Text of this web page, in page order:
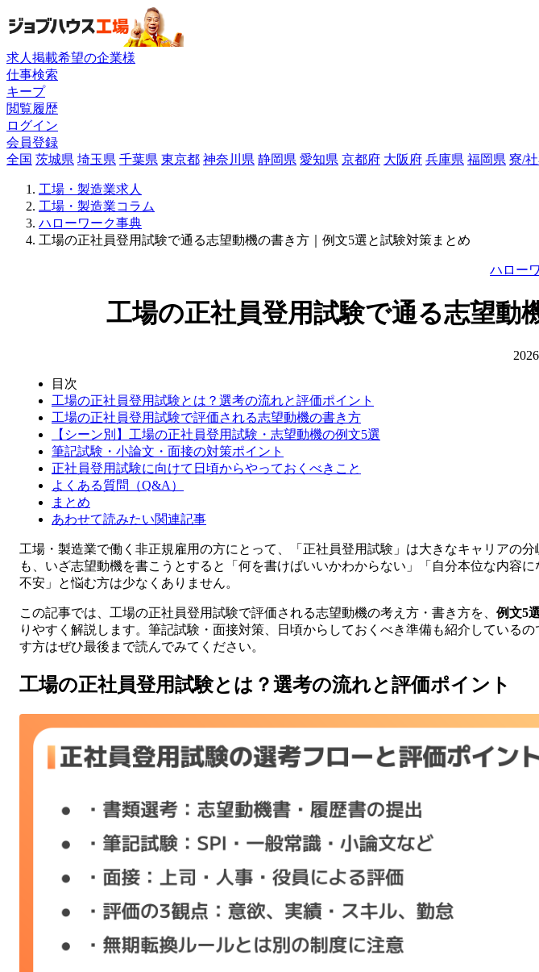
求人掲載希望の企業様
仕事検索
キープ
閲覧履歴
ログイン
会員登録
全国 茨城県 埼玉県 千葉県 東京都 神奈川県 静岡県 愛知県 京都府 大阪府 兵庫県 福岡県 寮/
工場・製造業求人
工場・製造業コラム
ハローワーク事典
工場の正社員登用試験で通る志望動機の書き方｜例文5選と試験対策まとめ
ハロー
工場の正社員登用試験で通る志望動
目次
工場の正社員登用試験とは？選考の流れと評価ポイント
工場の正社員登用試験で評価される志望動機の書き方
【シーン別】工場の正社員登用試験・志望動機の例文5選
筆記試験・小論文・面接の対策ポイント
正社員登用試験に向けて日頃からやっておくべきこと
よくある質問（Q&A）
まとめ
あわせて読みたい関連記事
工場・製造業で働く非正規雇用の方にとって、「正社員登用試験」は大きなキャリアの分
も、いざ志望動機を書こうとすると「何を書けばいいかわからない」「自分本位な内容
不安」と悩む方は少なくありません。
この記事では、工場の正社員登用試験で評価される志望動機の考え方・書き方を、 例文5
りやすく解説します。筆記試験・面接対策、日頃からしておくべき準備も紹介している
す方はぜひ最後まで読んでみてください。
工場の正社員登用試験とは？選考の流れと評価ポイント